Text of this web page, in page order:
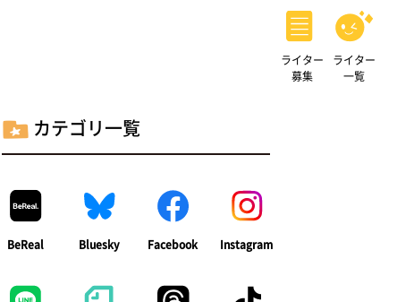
ライター
募集
ライター
一覧
カテゴリ一覧
BeReal Bluesky Facebook Instagram